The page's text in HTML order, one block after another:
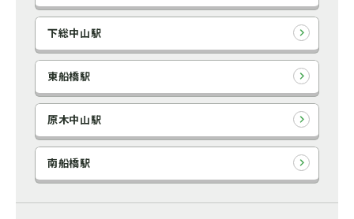
下総中山駅
東船橋駅
原木中山駅
南船橋駅